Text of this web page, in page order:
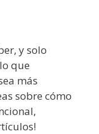
y solo
que
más
sobre cómo